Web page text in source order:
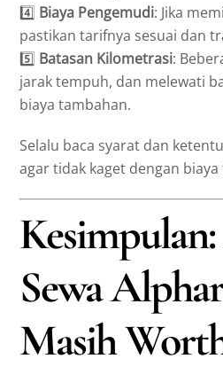
4️⃣ Biaya Pengemudi: Jika
pastikan tarifnya sesuai dan
5️⃣ Batasan Kilometrasi:
jarak tempuh, dan melewati
biaya tambahan.
Selalu baca syarat dan
agar tidak kaget dengan
Sewa
Masih